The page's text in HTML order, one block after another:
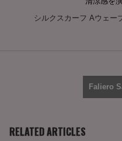
シルクスカーフ Aウェー
Faliero